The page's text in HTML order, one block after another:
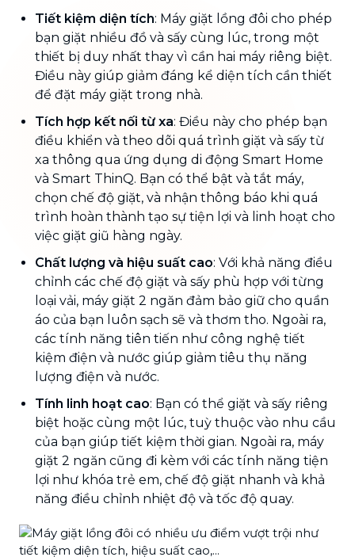
Tiết kiệm diện tích: Máy giặt lồng đôi cho phép
bạn giặt nhiều đồ và sấy cùng lúc, trong một
thiết bị duy nhất thay vì cần hai máy riêng biệt.
Điều này giúp giảm đáng kể diện tích cần thiết
để đặt máy giặt trong nhà.
Tích hợp kết nối từ xa: Điều này cho phép bạn
điều khiển và theo dõi quá trình giặt và sấy từ
xa thông qua ứng dụng di động Smart Home
và Smart ThinQ. Bạn có thể bật và tắt máy,
chọn chế độ giặt, và nhận thông báo khi quá
trình hoàn thành tạo sự tiện lợi và linh hoạt cho
việc giặt giũ hàng ngày.
Chất lượng và hiệu suất cao: Với khả năng điều
chỉnh các chế độ giặt và sấy phù hợp với từng
loại vải, máy giặt 2 ngăn đảm bảo giữ cho quần
áo của bạn luôn sạch sẽ và thơm tho. Ngoài ra,
các tính năng tiên tiến như công nghệ tiết
kiệm điện và nước giúp giảm tiêu thụ năng
lượng điện và nước.
Tính linh hoạt cao: Bạn có thể giặt và sấy riêng
biệt hoặc cùng một lúc, tuỳ thuộc vào nhu cầu
của bạn giúp tiết kiệm thời gian. Ngoài ra, máy
giặt 2 ngăn cũng đi kèm với các tính năng tiện
lợi như khóa trẻ em, chế độ giặt nhanh và khả
năng điều chỉnh nhiệt độ và tốc độ quay.